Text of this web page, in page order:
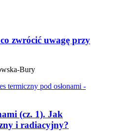
zwrócić uwagę przy
Bury
(cz. 1). Jak
i radiacyjny?